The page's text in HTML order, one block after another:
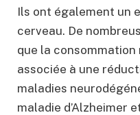
Ils ont également un
cerveau. De
que la
associée à une
maladies
maladie d’Alzheimer